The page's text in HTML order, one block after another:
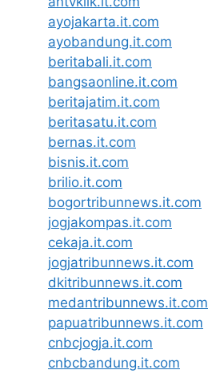
ayojakarta.it.com
ayobandung.it.com
beritabali.it.com
bangsaonline.it.com
beritajatim.it.com
beritasatu.it.com
bernas.it.com
bisnis.it.com
brilio.it.com
bogortribunnews.it.com
jogjakompas.it.com
cekaja.it.com
jogjatribunnews.it.com
dkitribunnews.it.com
medantribunnews.it.com
papuatribunnews.it.com
cnbcjogja.it.com
cnbcbandung.it.com